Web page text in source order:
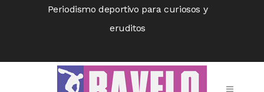
Periodismo deportivo para curiosos y
eruditos